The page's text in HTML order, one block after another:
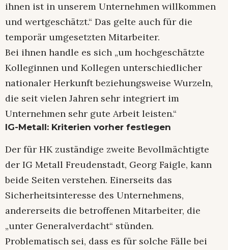
ihnen ist in unserem Unternehmen willkommen
und wertgeschätzt.“ Das gelte auch für die
temporär umgesetzten Mitarbeiter.
Bei ihnen handle es sich „um hochgeschätzte
Kolleginnen und Kollegen unterschiedlicher
nationaler Herkunft beziehungsweise Wurzeln,
die seit vielen Jahren sehr integriert im
Unternehmen sehr gute Arbeit leisten.“
IG-Metall: Kriterien vorher festlegen
Der für HK zuständige zweite Bevollmächtigte
der IG Metall Freudenstadt, Georg Faigle, kann
beide Seiten verstehen. Einerseits das
Sicherheitsinteresse des Unternehmens,
andererseits die betroffenen Mitarbeiter, die
„unter Generalverdacht“ stünden.
Problematisch sei, dass es für solche Fälle bei